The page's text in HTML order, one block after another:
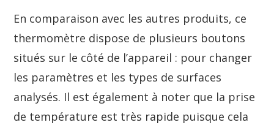
En comparaison avec les autres produits, ce
thermomètre dispose de plusieurs boutons
situés sur le côté de l’appareil : pour changer
les paramètres et les types de surfaces
analysés. Il est également à noter que la prise
de température est très rapide puisque cela